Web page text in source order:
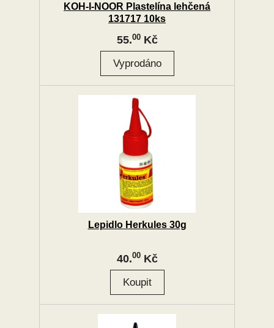
KOH-I-NOOR Plastelína lehčená
131717 10ks
55.00Kč
Lepidlo Herkules 30g
40.00Kč